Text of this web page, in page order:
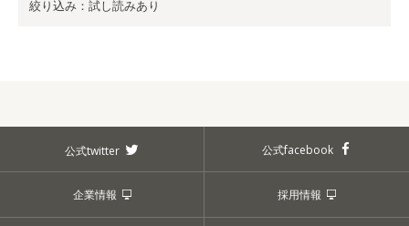
絞り込み：試し読みあり
公式twitter 公式facebook
企業情報 採用情報